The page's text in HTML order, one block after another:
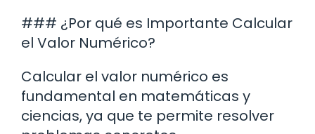
### ¿Por qué es Importante Calcular
el Valor Numérico?
Calcular el valor numérico es
fundamental en matemáticas y
ciencias, ya que te permite resolver